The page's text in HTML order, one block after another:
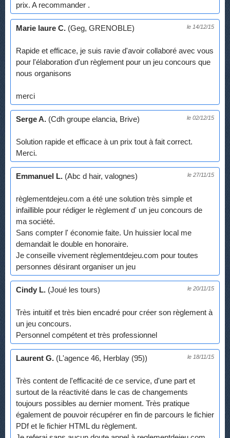
prix. A recommander .
Marie laure C. (Geg, GRENOBLE) le 14/12/15
Rapide et efficace, je suis ravie d'avoir collaboré avec vous
pour l'élaboration d'un règlement pour un jeu concours que
nous organisons
merci
Serge A. (Cdh groupe elancia, Brive) le 02/12/15
Solution rapide et efficace à un prix tout à fait correct.
Merci.
Emmanuel L. (Abc d hair, valognes) le 27/11/15
règlementdejeu.com a été une solution très simple et
infaillible pour rédiger le règlement d' un jeu concours de
ma société.
Sans compter l' économie faite. Un huissier local me
demandait le double en honoraire.
Je conseille vivement règlementdejeu.com pour toutes
personnes désirant organiser un jeu
Cindy L. (Joué les tours) le 20/11/15
Très intuitif et très bien encadré pour créer son règlement à
un jeu concours.
Personnel compétent et très professionnel
Laurent G. (L'agence 46, Herblay (95)) le 18/11/15
Très content de l'efficacité de ce service, d'une part et
surtout de la réactivité dans le cas de changements
toujours possibles au dernier moment. Très pratique
également de pouvoir récupérer en fin de parcours le fichier
PDf et le fichier HTML du règlement.